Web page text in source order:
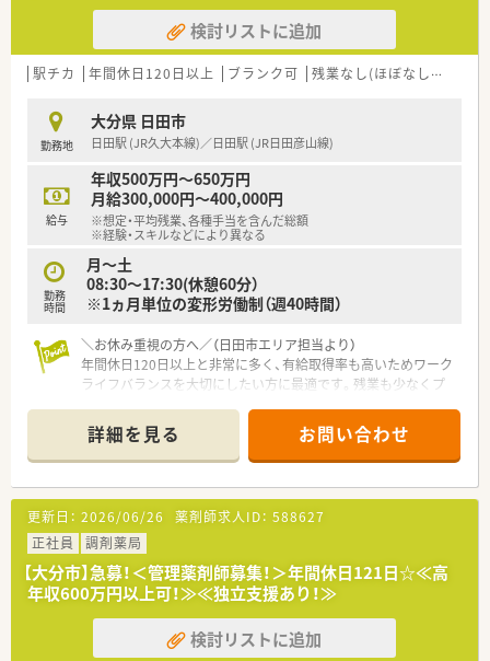
■仕事への頑張りをきちんと評価頂ける環境です。
■症例検討に関する勉強会も定期的に実施予定です。
■在宅にも力を入れていますので、薬剤師として幅広い経験を積
めます。
■「患者様のために」を軸としてその方針が同じであれば、アプ
ローチ方法は各々に任せているため、新しいことにもチャレンジ
しやすい環境です。
■オンライン服薬指導にも対応しております。
■LINEWORKSを使って社員間のコミュニケーションの活性化
を図っています。
■事務さんが調剤補助を行ってくださるため、薬剤師は監査・服
検討リストに追加
駅チカ 年間休日120日以上 ブランク可 残業なし(ほぼなし含む)
勤務地
大分県 日田市
日田駅 (JR久大本線)／日田駅 (JR日田彦山線)
給与
年収500万円～650万円
月給300,000円～400,000円
※想定・平均残業、各種手当を含んだ総額
※経験・スキルなどにより異なる
勤務
時間
月～土
08:30～17:30(休憩60分）
※1ヵ月単位の変形労働制（週40時間）
＼お休み重視の方へ／（日田市エリア担当より）
年間休日120日以上と非常に多く、有給取得率も高いためワーク
ライフバランスを大切にしたい方に最適です。残業も少なくプ
【店舗情報と応需状況について】
■総合病院の門前に位置しており内科や外科をはじめ多岐にわ
たる処方箋を1日55枚ほど応需しています。
■常勤とパートの薬剤師が各1名に加えて事務員4名が在籍して
おり協力しながら日々の業務に励んでいます。
■駅からは徒歩12分ほどの距離にありマイカーでの通勤も可能
となっているため通いやすい立地環境です。
【募集背景と求める人物像について】
■管理薬剤師の候補者の募集となります！
■患者様に寄り添いながら地域医療への貢献に前向きに取り組
詳細を見る お問い合わせ
更新日： 2026/06/26 薬剤師求人ID： 588627
正社員
調剤薬局
【大分市】急募！＜管理薬剤師募集！＞年間休日121日☆≪高
年収600万円以上可！≫≪独立支援あり！≫
検討リストに追加